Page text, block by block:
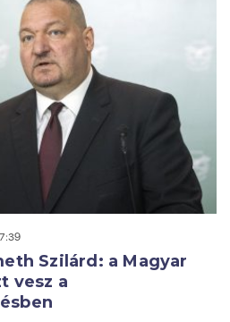
Szilárd: a Magyar
vesz a